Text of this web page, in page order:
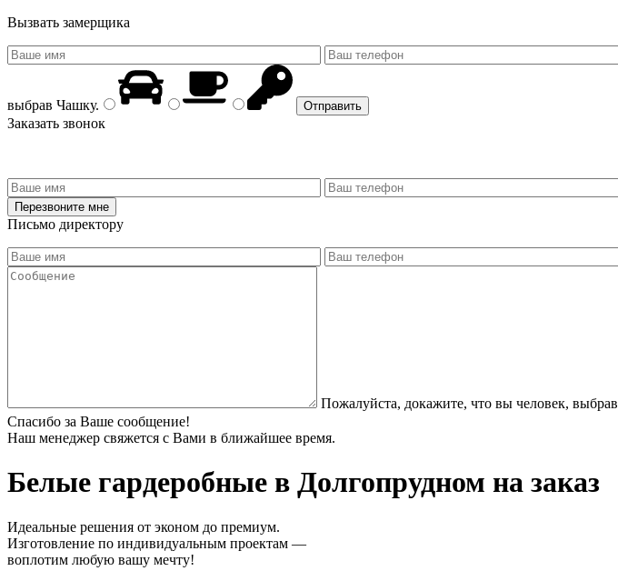
Вызвать замерщика
выбрав Чашку.
Заказать звонок
Письмо директору
Пожалуйста, докажите, что вы человек, выбрав
Спасибо за Ваше сообщение!
Наш менеджер свяжется с Вами в ближайшее время.
Белые гардеробные в Долгопрудном на заказ
Идеальные решения от эконом до премиум.
Изготовление по индивидуальным проектам —
воплотим любую вашу мечту!